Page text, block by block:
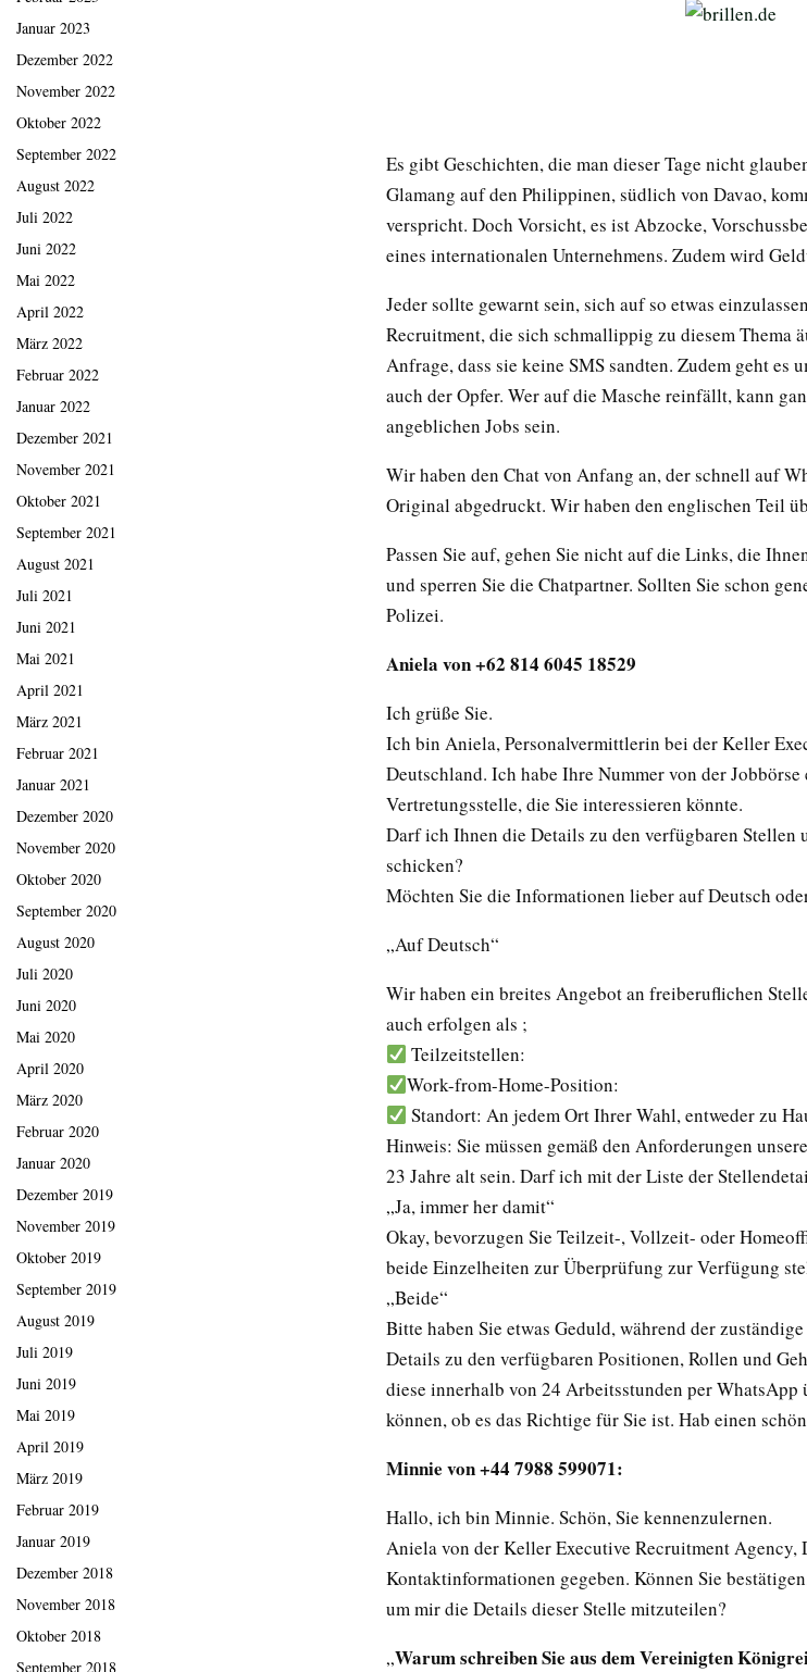
Es gibt Geschichten, die man dieser Tage nicht
Glamang auf den Philippinen, südlich von Davao,
verspricht. Doch Vorsicht, es ist Abzocke,
eines internationalen Unternehmens. Zudem wird
Jeder sollte gewarnt sein, sich auf so etwas
Recruitment, die sich schmallippig zu diesem Thema
Anfrage, dass sie keine SMS sandten. Zudem geht es
auch der Opfer. Wer auf die Masche reinfällt, kann
angeblichen Jobs sein.
Wir haben den Chat von Anfang an, der schnell auf
Original abgedruckt. Wir haben den englischen Teil
Passen Sie auf, gehen Sie nicht auf die Links, die
und sperren Sie die Chatpartner. Sollten Sie schon
Polizei.
Aniela von +62 814 6045 18529
Ich grüße Sie.
Ich bin Aniela, Personalvermittlerin bei der Keller
Deutschland. Ich habe Ihre Nummer von der
Vertretungsstelle, die Sie interessieren könnte.
Darf ich Ihnen die Details zu den verfügbaren Stellen
schicken?
Möchten Sie die Informationen lieber auf Deutsch
„Auf Deutsch“
Wir haben ein breites Angebot an freiberuflichen
auch erfolgen als ;
Teilzeitstellen:
Work-from-Home-Position:
Standort: An jedem Ort Ihrer Wahl, entweder zu
Hinweis: Sie müssen gemäß den Anforderungen
23 Jahre alt sein. Darf ich mit der Liste der
„Ja, immer her damit“
Okay, bevorzugen Sie Teilzeit-, Vollzeit- oder
beide Einzelheiten zur Überprüfung zur Verfügung
„Beide“
Bitte haben Sie etwas Geduld, während der
Details zu den verfügbaren Positionen, Rollen und
diese innerhalb von 24 Arbeitsstunden per WhatsApp
können, ob es das Richtige für Sie ist. Hab einen
Minnie von +44 7988 599071:
Hallo, ich bin Minnie. Schön, Sie kennenzulernen.
Aniela von der Keller Executive Recruitment Agency,
Kontaktinformationen gegeben. Können Sie
um mir die Details dieser Stelle mitzuteilen?
„Warum schreiben Sie aus dem Vereinigten
Januar 2023
Dezember 2022
November 2022
Oktober 2022
September 2022
August 2022
Juli 2022
Juni 2022
Mai 2022
April 2022
März 2022
Februar 2022
Januar 2022
Dezember 2021
November 2021
Oktober 2021
September 2021
August 2021
Juli 2021
Juni 2021
Mai 2021
April 2021
März 2021
Februar 2021
Januar 2021
Dezember 2020
November 2020
Oktober 2020
September 2020
August 2020
Juli 2020
Juni 2020
Mai 2020
April 2020
März 2020
Februar 2020
Januar 2020
Dezember 2019
November 2019
Oktober 2019
September 2019
August 2019
Juli 2019
Juni 2019
Mai 2019
April 2019
März 2019
Februar 2019
Januar 2019
Dezember 2018
November 2018
Oktober 2018
September 2018